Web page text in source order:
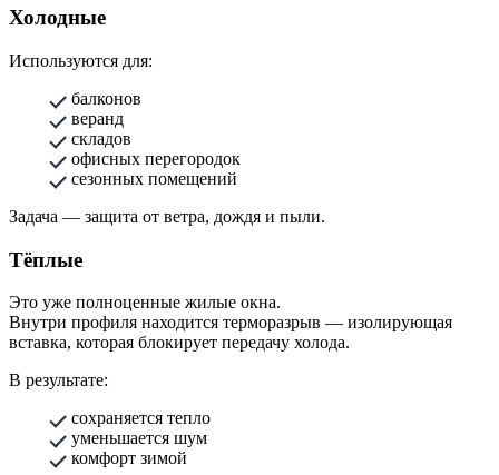
Холодные
Используются для:
балконов
веранд
складов
офисных перегородок
сезонных помещений
Задача — защита от ветра, дождя и пыли.
Тёплые
Это уже полноценные жилые окна.
Внутри профиля находится терморазрыв — изолирующая
вставка, которая блокирует передачу холода.
В результате:
сохраняется тепло
уменьшается шум
комфорт зимой